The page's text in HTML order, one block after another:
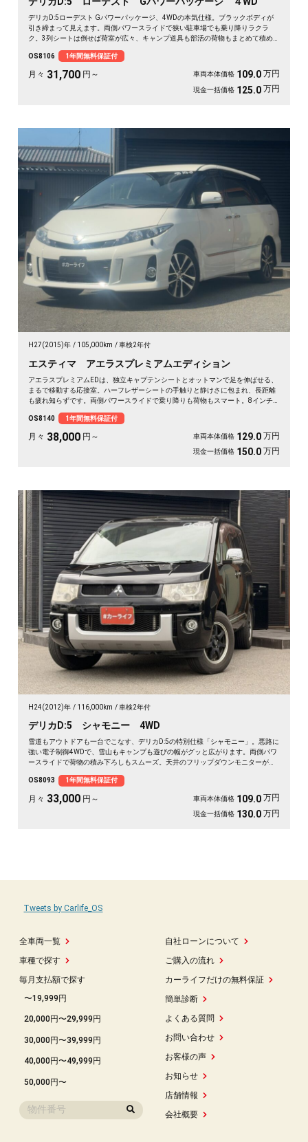
デリカD:5ローデスト Gパワーパッケージ、4WDの本気仕様。ブラックボディが
引き締まって見えます。両側パワースライドで狭い駐車場でも乗り降りラクラ
ク。3列シートは倒せば荷室が広々、キャンプ道具も部活の荷物もまとめて積め
遠出も、これ一台で頼れる相棒に🚗✨💺🙌。安心して長く乗れる《1年保証付》で
す😊
OS8106 1年間無料保証付
月々 31,700 円～ 車両本体価格 109.0 万円
現金一括価格 125.0 万円
H27(2015)年 105,000km 車検2年付
エスティマ アエラスプレミアムエディション
アエラスプレミアムEDは、独立キャプテンシートとオットマンで足を伸ばせる、
まるで移動する応接室。ハーフレザーシートの手触りと静けさに包まれ、長距離
も疲れ知らずです。両側パワースライドで乗り降りも荷物もスマート。8インチ
パールの艶やかなボディが週末を格上げしてくれます。心地よさで選ぶなら《1
年保証付》💺✨🚗🎵💎
OS8140 1年間無料保証付
月々 38,000 円～ 車両本体価格 129.0 万円
現金一括価格 150.0 万円
H24(2012)年 116,000km 車検2年付
デリカD:5 シャモニー 4WD
雪道もアウトドアも一台でこなす、デリカD:5の特別仕様「シャモニー」。悪路に
強い電子制御4WDで、雪山もキャンプも遊びの幅がグッと広がります。両側パワ
ースライドで荷物の積み下ろしもスムーズ。天井のフリップダウンモニターがあ
いた一台で、週末の遠出が待ち遠しくなりますよ。乗り込むほどに頼れる相棒に
💫🏔️🚗✌️《1年保証付》
OS8093 1年間無料保証付
月々 33,000 円～ 車両本体価格 109.0 万円
現金一括価格 130.0 万円
全車両一覧
車種で探す
毎月支払額で探す
〜19,999円
20,000円〜29,999円
30,000円〜39,999円
40,000円〜49,999円
50,000円〜
自社ローンについて
ご購入の流れ
カーライフだけの無料保証
簡単診断
よくある質問
お問い合わせ
お客様の声
お知らせ
店舗情報
会社概要
Tweets by Carlife_OS